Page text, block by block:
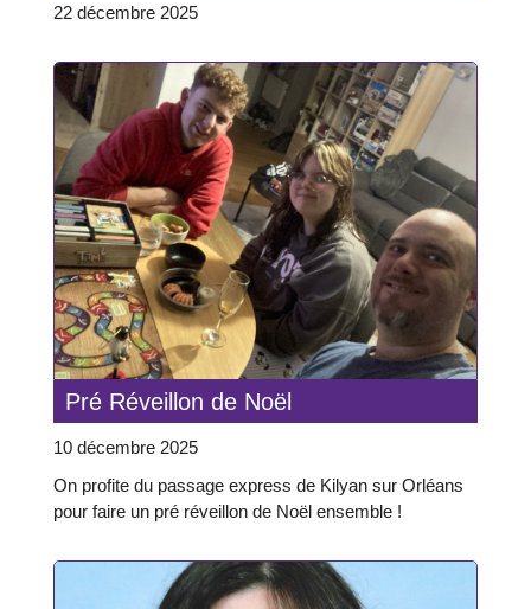
22 décembre 2025
Pré Réveillon de Noël
10 décembre 2025
On profite du passage express de Kilyan sur Orléans
pour faire un pré réveillon de Noël ensemble !